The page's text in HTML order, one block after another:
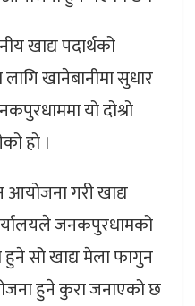
खाद्य पदार्थको
खानेबानीमा सुधार
यो दोश्रो
हो ।
गरी खाद्य
जनकपुरधामको
सो खाद्य मेला फागुन
हुने कुरा जनाएको छ